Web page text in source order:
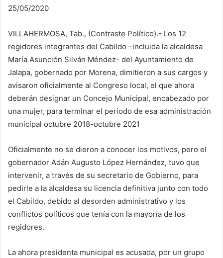
25/05/2020
VILLAHERMOSA, Tab., (Contraste Político).- Los 12
regidores integrantes del Cabildo –incluida la alcaldesa
María Asunción Silván Méndez- del Ayuntamiento de
Jalapa, gobernado por Morena, dimitieron a sus cargos y
avisaron oficialmente al Congreso local, el que ahora
deberán designar un Concejo Municipal, encabezado por
una mujer, para terminar el periodo de esa administración
municipal octubre 2018-octubre 2021
Oficialmente no se dieron a conocer los motivos, pero el
gobernador Adán Augusto López Hernández, tuvo que
intervenir, a través de su secretario de Gobierno, para
pedirle a la alcaldesa su licencia definitiva junto con todo
el Cabildo, debido al desorden administrativo y los
conflictos políticos que tenía con la mayoría de los
regidores.
La ahora presidenta municipal es acusada, por un grupo